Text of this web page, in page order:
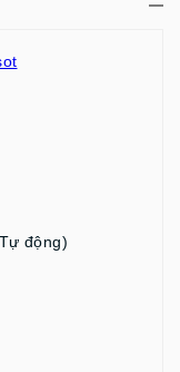
động)